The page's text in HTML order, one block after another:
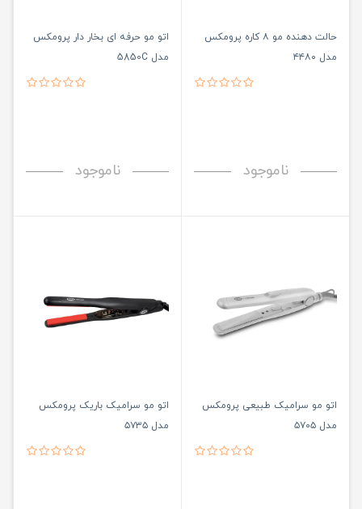
حالت دهنده مو ۸ کاره پرومکس
مدل ۴۴۸۰
ناموجود
اتو مو حرفه ای بخار دار پرومکس
مدل 5850C
ناموجود
اتو مو سرامیک طبیعی پرومکس
مدل ۵۷۰۵
اتو مو سرامیک باریک پرومکس
مدل ۵۷۳۵